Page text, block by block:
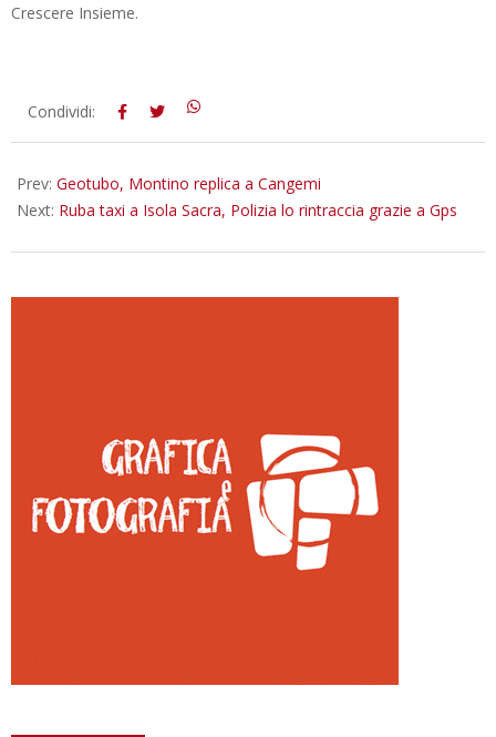
Crescere Insieme.
2018-
Condividi:
Prev: Geotubo, Montino replica a Cangemi
Next: Ruba taxi a Isola Sacra, Polizia lo rintraccia grazie a Gps